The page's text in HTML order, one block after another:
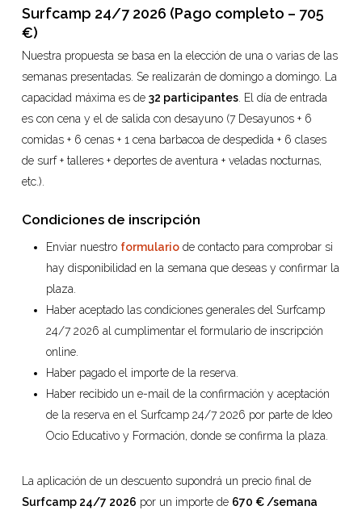
Surfcamp 24/7 2026 (Pago completo – 705
€)
Nuestra propuesta se basa en la elección de una o varias de las
semanas presentadas. Se realizarán de domingo a domingo. La
capacidad máxima es de 32 participantes. El día de entrada
es con cena y el de salida con desayuno (7 Desayunos + 6
comidas + 6 cenas + 1 cena barbacoa de despedida + 6 clases
de surf + talleres + deportes de aventura + veladas nocturnas,
etc.).
Condiciones de inscripción
Enviar nuestro formulariode contacto para comprobar si
hay disponibilidad en la semana que deseas y confirmar la
plaza.
Haber aceptado las condiciones generales del Surfcamp
24/7 2026 al cumplimentar el formulario de inscripción
online.
Haber pagado el importe de la reserva.
Haber recibido un e-mail de la confirmación y aceptación
de la reserva en el Surfcamp 24/7 2026 por parte de Ideo
Ocio Educativo y Formación, donde se confirma la plaza.
La aplicación de un descuento supondrá un precio final de
Surfcamp 24/7 2026 por un importe de 670 € /semana